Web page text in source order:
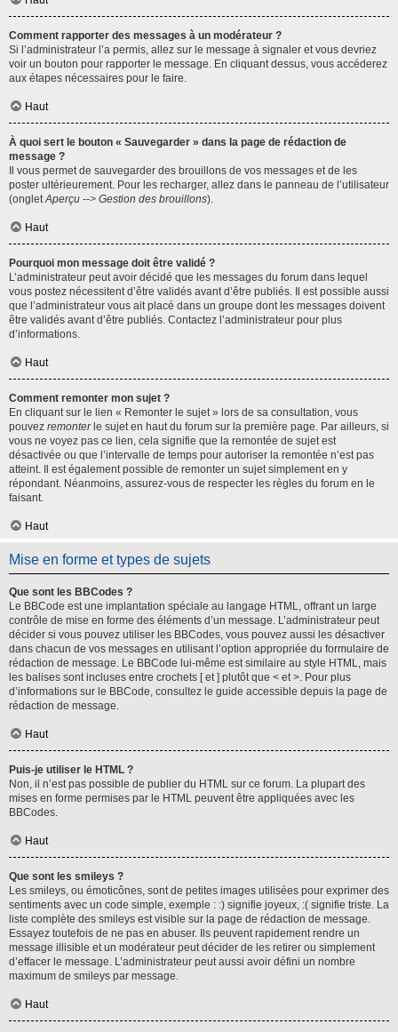
Comment rapporter des messages à un modérateur ?
Si l’administrateur l’a permis, allez sur le message à signaler et vous devriez
voir un bouton pour rapporter le message. En cliquant dessus, vous accéderez
aux étapes nécessaires pour le faire.
Haut
À quoi sert le bouton « Sauvegarder » dans la page de rédaction de
message ?
Il vous permet de sauvegarder des brouillons de vos messages et de les
poster ultérieurement. Pour les recharger, allez dans le panneau de l’utilisateur
(ongletAperçu --> Gestion des brouillons).
Haut
Pourquoi mon message doit être validé ?
L’administrateur peut avoir décidé que les messages du forum dans lequel
vous postez nécessitent d’être validés avant d’être publiés. Il est possible aussi
que l’administrateur vous ait placé dans un groupe dont les messages doivent
être validés avant d’être publiés. Contactez l’administrateur pour plus
d’informations.
Haut
Comment remonter mon sujet ?
En cliquant sur le lien « Remonter le sujet » lors de sa consultation, vous
pouvez remonterle sujet en haut du forum sur la première page. Par ailleurs, si
vous ne voyez pas ce lien, cela signifie que la remontée de sujet est
désactivée ou que l’intervalle de temps pour autoriser la remontée n’est pas
atteint. Il est également possible de remonter un sujet simplement en y
répondant. Néanmoins, assurez-vous de respecter les règles du forum en le
faisant.
Haut
Mise en forme et types de sujets
Que sont les BBCodes ?
Le BBCode est une implantation spéciale au langage HTML, offrant un large
contrôle de mise en forme des éléments d’un message. L’administrateur peut
décider si vous pouvez utiliser les BBCodes, vous pouvez aussi les désactiver
dans chacun de vos messages en utilisant l’option appropriée du formulaire de
rédaction de message. Le BBCode lui-même est similaire au style HTML, mais
les balises sont incluses entre crochets [ et ] plutôt que < et >. Pour plus
d’informations sur le BBCode, consultez le guide accessible depuis la page de
rédaction de message.
Haut
Puis-je utiliser le HTML ?
Non, il n’est pas possible de publier du HTML sur ce forum. La plupart des
mises en forme permises par le HTML peuvent être appliquées avec les
BBCodes.
Haut
Que sont les smileys ?
Les smileys, ou émoticônes, sont de petites images utilisées pour exprimer des
sentiments avec un code simple, exemple : :) signifie joyeux, :( signifie triste. La
liste complète des smileys est visible sur la page de rédaction de message.
Essayez toutefois de ne pas en abuser. Ils peuvent rapidement rendre un
message illisible et un modérateur peut décider de les retirer ou simplement
d’effacer le message. L’administrateur peut aussi avoir défini un nombre
maximum de smileys par message.
Haut